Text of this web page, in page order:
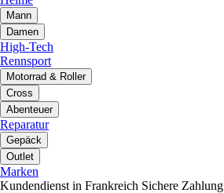
Mann
Damen
High-Tech
Rennsport
Motorrad & Roller
Cross
Abenteuer
Reparatur
Gepäck
Outlet
Marken
Kundendienst in Frankreich Sichere Zahlung